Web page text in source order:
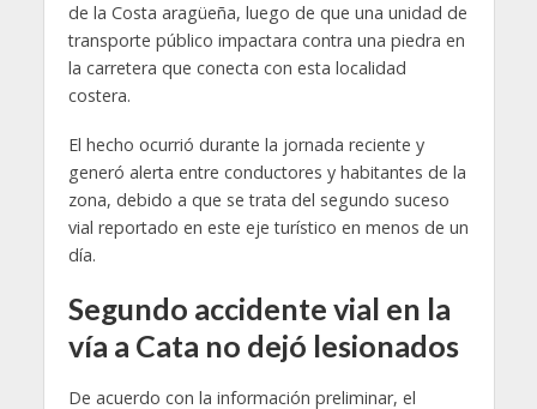
de la Costa aragüeña, luego de que una unidad de
transporte público impactara contra una piedra en
la carretera que conecta con esta localidad
costera.
El hecho ocurrió durante la jornada reciente y
generó alerta entre conductores y habitantes de la
zona, debido a que se trata del segundo suceso
vial reportado en este eje turístico en menos de un
día.
Segundo accidente vial en la
vía a Cata no dejó lesionados
De acuerdo con la información preliminar, el